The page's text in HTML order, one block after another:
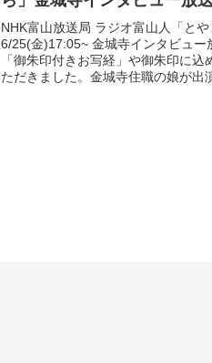
NHK富山放送局 ラジオ富山人「と
6/25(金)17:05~ 金城寺インタビュ
「御朱印付きお写経」や御朱印に
ただきました。金城寺住職の娘が出